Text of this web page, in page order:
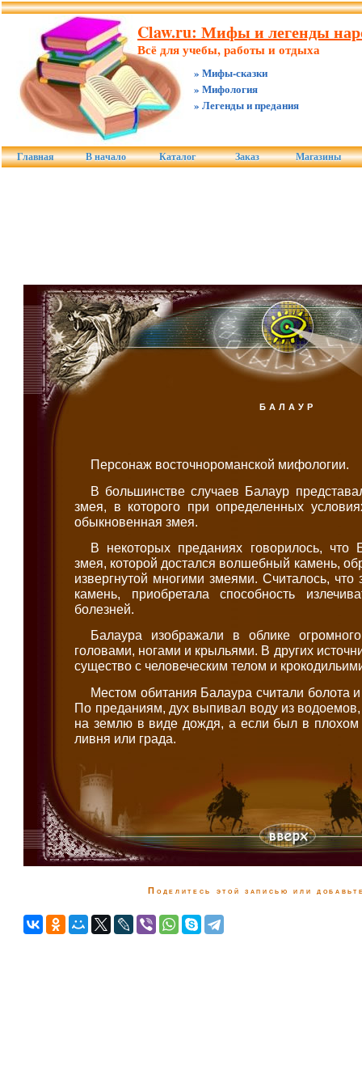
Claw.ru: Мифы и легенды
Всё для учебы, работы и отдыха
» Мифы-сказки
» Мифология
» Легенды и предания
Главная В начало Каталог Заказ Магазины
БАЛАУР
Персонаж восточнороманской мифологии.
В большинстве случаев Балаур
змея, в которого при определенных
обыкновенная змея.
В некоторых преданиях говорилось, что
змея, которой достался волшебный камень,
извергнутой многими змеями. Считалось, что
камень, приобретала способность
болезней.
Балаура изображали в облике
головами, ногами и крыльями. В других
существо с человеческим телом и
Местом обитания Балаура считали болота
По преданиям, дух выпивал воду из водоемов,
на землю в виде дождя, а если был в плохом
ливня или града.
Поделитесь этой записью или